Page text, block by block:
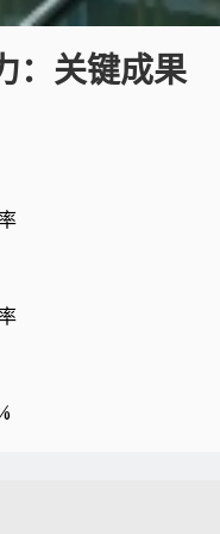
：关键成果